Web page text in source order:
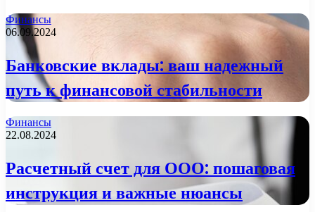
Финансы
06.09.2024
Банковские вклады: ваш надежный
путь к финансовой стабильности
Финансы
22.08.2024
Расчетный счет для ООО: пошаговая
инструкция и важные нюансы